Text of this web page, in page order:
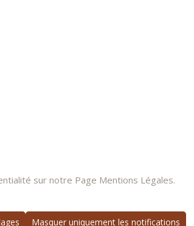
sur notre Page Mentions Légales.
Masquer uniquement les notifications